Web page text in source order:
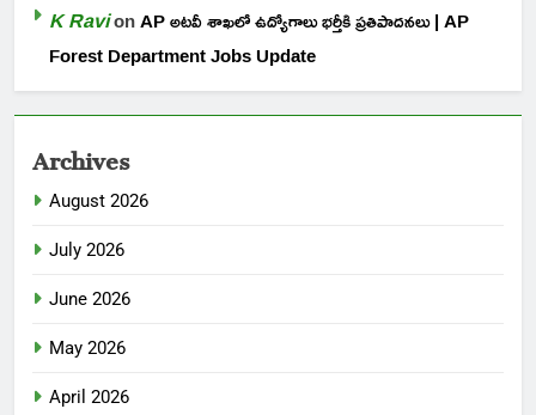
K RavionAP అటవీ శాఖలో ఉద్యోగాలు భర్తీకి ప్రతిపాదనలు | AP
Forest Department Jobs Update
Archives
August 2026
July 2026
June 2026
May 2026
April 2026